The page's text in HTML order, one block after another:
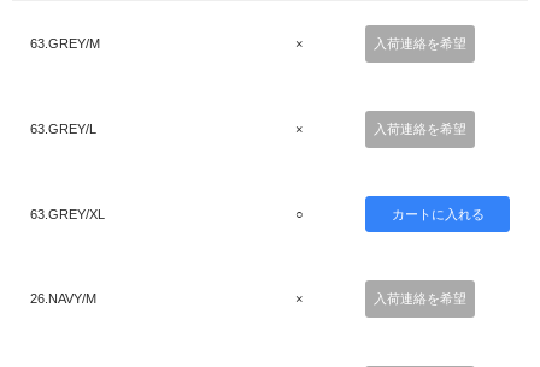
63.GREY/M × 入荷連絡を希望
63.GREY/L × 入荷連絡を希望
63.GREY/XL ○
26.NAVY/M × 入荷連絡を希望